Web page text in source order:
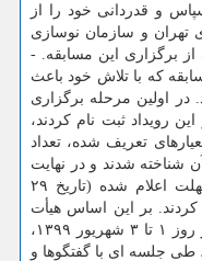
و قدردانی خود را از
تهران و سازمان نوسازی
از برگزاری این مسابقه. -
که با تلاش خود باعث
در اولین مرحله برگزاری
در این رویداد ثبت نام کردند،
تعریف شده، تعداد
شناخته شدند و در نهایت
۵۰ گروه آثار و مدارک خویش را در مهلت اعلام شده (تاریخ ۲۹
کردند. بر این اساس هیأت
داوران با بازدید و بررسی های متوالی از روز ۱ تا ۳ شهریور ۱۳۹۹،
کرده و در تاریخ ۴ شهریور، طی جلسه ای با گفتگوها و